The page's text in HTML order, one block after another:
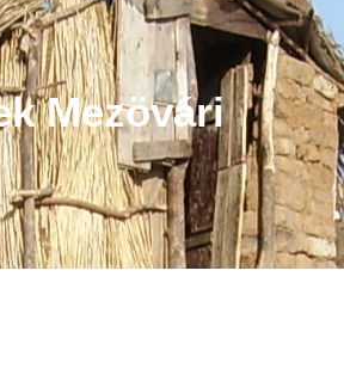
Mezövári